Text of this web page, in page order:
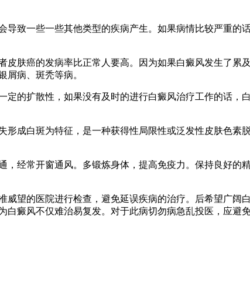
一些一些其他类型的疾病产生。如果病情比较严重的
癌的发病率比正常人要高。因为如果白癜风发生了累
屑病、斑秃等病。
扩散性，如果没有及时的进行白癜风治疗工作的话，
白斑为特征，是一种获得性局限性或泛发性皮肤色素
常开窗通风。多锻炼身体，提高免疫力。保持良好的
威望的医院进行检查，避免延误疾病的治疗。后希望广阔
白癜风不仅难治易复发。对于此病切勿病急乱投医，应避